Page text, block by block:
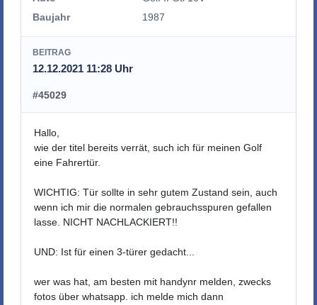
Baujahr
1987
BEITRAG
12.12.2021 11:28 Uhr
#45029
Hallo,
wie der titel bereits verrät, such ich für meinen Golf
eine Fahrertür.
WICHTIG: Tür sollte in sehr gutem Zustand sein, auch
wenn ich mir die normalen gebrauchsspuren gefallen
lasse. NICHT NACHLACKIERT!!
UND: Ist für einen 3-türer gedacht...
wer was hat, am besten mit handynr melden, zwecks
fotos über whatsapp. ich melde mich dann